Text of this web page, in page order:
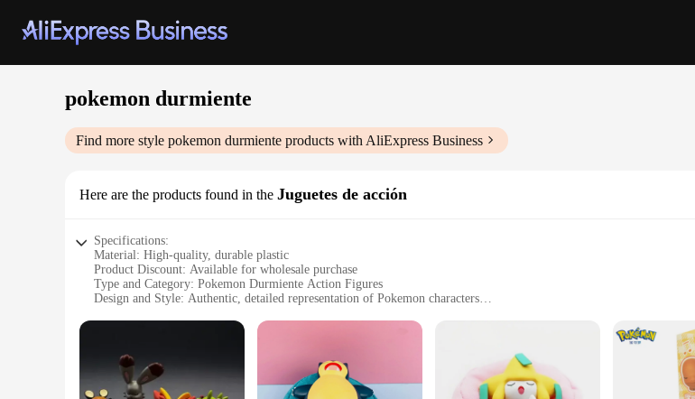
pokemon durmiente
Find more style pokemon durmiente products with AliExpress Business
Here are the products found in the Juguetes de acción
Specifications:
Material: High-quality, durable plastic
Product Discount: Available for wholesale purchase
Type and Category: Pokemon Durmiente Action Figures
Design and Style: Authentic, detailed representation of Pokemon characters
Typical Adaptive Scenario: Display on shelves, desks, or in play areas
Features:
|Wholesale|